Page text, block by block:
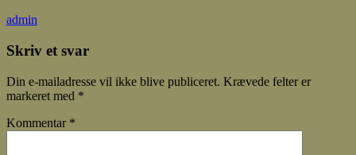
admin
Skriv et svar
Din e-mailadresse vil ikke blive publiceret. Krævede felter er
markeret med *
Kommentar *